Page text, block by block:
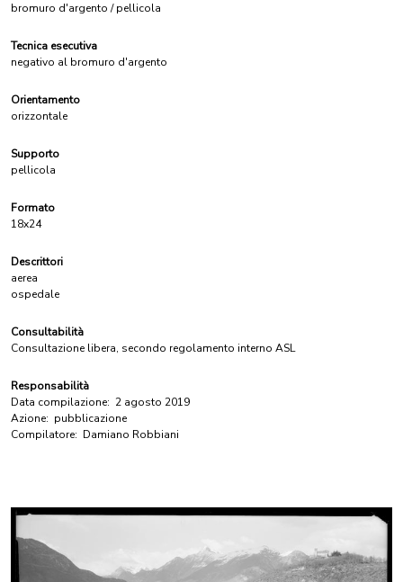
bromuro d'argento / pellicola
Tecnica esecutiva
negativo al bromuro d'argento
Orientamento
orizzontale
Supporto
pellicola
Formato
18x24
Descrittori
aerea
ospedale
Consultabilità
Consultazione libera, secondo regolamento interno ASL
Responsabilità
Data compilazione: 2 agosto 2019
Azione: pubblicazione
Compilatore: Damiano Robbiani